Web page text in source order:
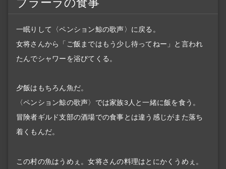
一眠りして〈ペンション鯨の歌声〉に戻る。
女将さんから「ご飯まではもう少し待ってねー」と言われ
たんでシャワーを浴びてくる。
夕飯はもちろん魚だ。
〈ペンション鯨の歌声〉では家族3人と一緒に飯を食う。
冒険者ギルド支部の酒場での食事とは違う感じがまた落ち
着くもんだ。
この村の魚はうめぇ。女将さんの料理はとにかくうめぇ。